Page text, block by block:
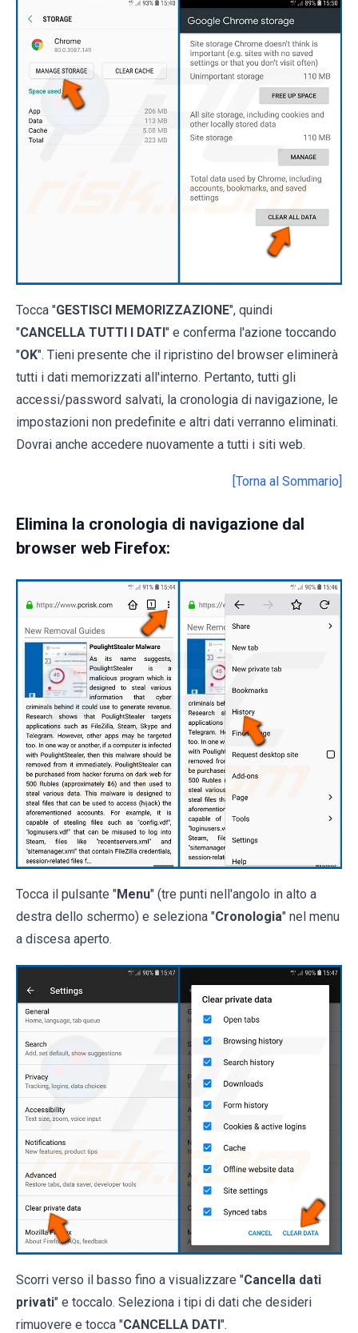
Tocca "GESTISCI MEMORIZZAZIONE", quindi
"CANCELLA TUTTI I DATI" e conferma l'azione toccando
"OK". Tieni presente che il ripristino del browser eliminerà
tutti i dati memorizzati all'interno. Pertanto, tutti gli
accessi/password salvati, la cronologia di navigazione, le
impostazioni non predefinite e altri dati verranno eliminati.
Dovrai anche accedere nuovamente a tutti i siti web.
[Torna al Sommario]
Elimina la cronologia di navigazione dal
browser web Firefox:
Tocca il pulsante "Menu" (tre punti nell'angolo in alto a
destra dello schermo) e seleziona "Cronologia" nel menu
a discesa aperto.
Scorri verso il basso fino a visualizzare "Cancella dati
privati" e toccalo. Seleziona i tipi di dati che desideri
rimuovere e tocca "CANCELLA DATI".